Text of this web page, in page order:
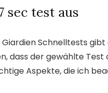
sec test aus
Giardien Schnelltests
dass der gewählte
Aspekte, die ich